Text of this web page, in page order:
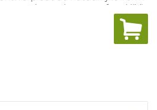
een hoog draagcomfort. HiViz
zichtbaarheid van de handen.
risico op allergie is.